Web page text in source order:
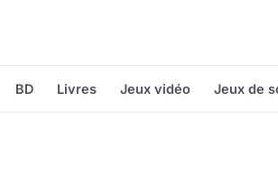
BD Livres Jeux vidéo Jeux de